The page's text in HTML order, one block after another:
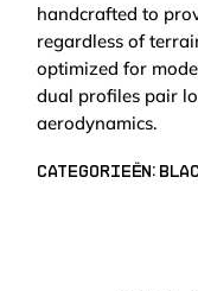
handcrafted to
regardless of
optimized for
dual profiles pair
aerodynamics.
Categorieën: